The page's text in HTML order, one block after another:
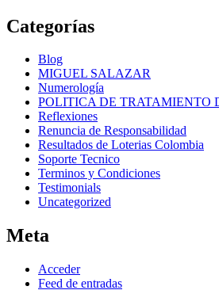
Categorías
Blog
MIGUEL SALAZAR
Numerología
POLITICA DE TRATAMIENTO
Reflexiones
Renuncia de Responsabilidad
Resultados de Loterias Colombia
Soporte Tecnico
Terminos y Condiciones
Testimonials
Uncategorized
Meta
Acceder
Feed de entradas